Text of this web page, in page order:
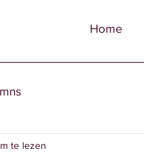
Home
te lezen